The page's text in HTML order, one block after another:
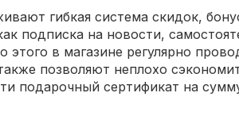
гибкая система скидок,
подписка на новости,
этого в магазине регулярно
позволяют неплохо
подарочный сертификат на